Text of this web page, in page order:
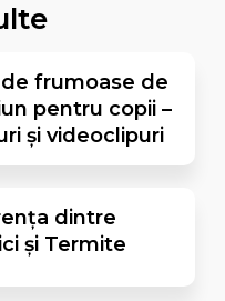
frumoase de
pentru copii –
și videoclipuri
dintre
și Termite